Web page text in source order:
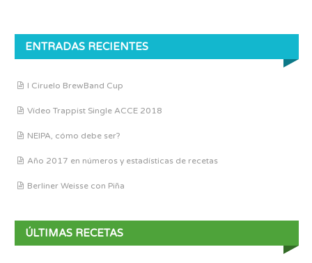
ENTRADAS RECIENTES
I Ciruelo BrewBand Cup
Vídeo Trappist Single ACCE 2018
NEIPA, cómo debe ser?
Año 2017 en números y estadísticas de recetas
Berliner Weisse con Piña
ÚLTIMAS RECETAS